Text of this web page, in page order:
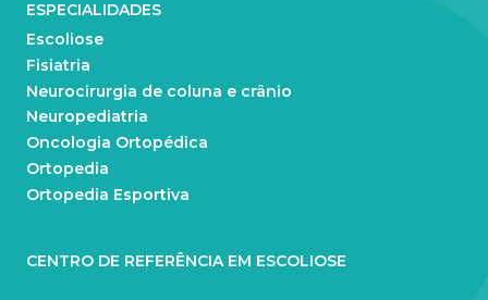
ESPECIALIDADES
Escoliose
Fisiatria
Neurocirurgia de coluna e crânio
Neuropediatria
Oncologia Ortopédica
Ortopedia
Ortopedia Esportiva
CENTRO DE REFERÊNCIA EM ESCOLIOSE